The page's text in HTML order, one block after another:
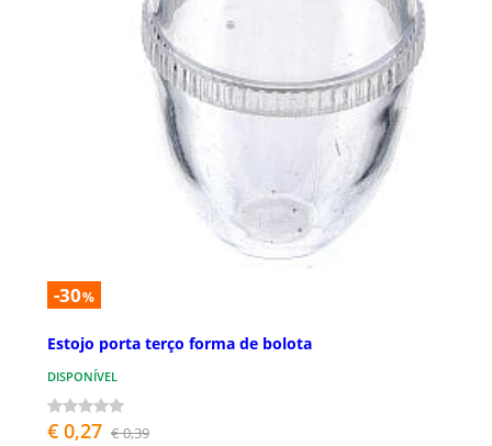
-30%
Estojo porta terço forma de bolota
DISPONÍVEL
€ 0,27 € 0,39